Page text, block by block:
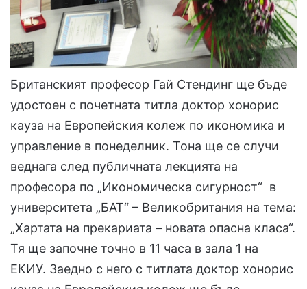
Британският професор Гай Стендинг ще бъде
удостоен с почетната титла доктор хонорис
кауза на Европейския колеж по икономика и
управление в понеделник. Тона ще се случи
веднага след публичната лекцията на
професора по „Икономическа сигурност“ в
университета „БАТ“ – Великобритания на тема:
„Хартата на прекариата – новата опасна класа“.
Тя ще започне точно в 11 часа в зала 1 на
ЕКИУ. Заедно с него с титлата доктор хонорис